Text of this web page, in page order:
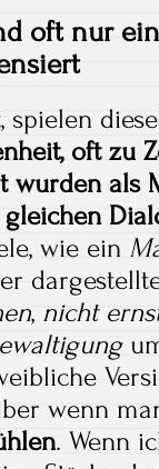
oft nur
spielen
oft zu
wurden als
wie ein
, nicht
wenn
. Wenn